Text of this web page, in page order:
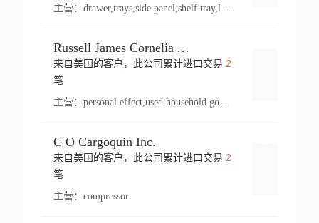
主营：
Russell James Cornelia Arlington Va
来自美国的客户，此公司累计进口交易 2
笔
主营： personal effect,used household goods
C O Cargoquin Inc.
来自美国的客户，此公司累计进口交易 2
笔
主营： compressor